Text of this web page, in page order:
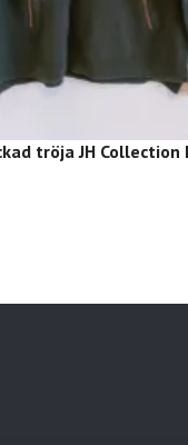
tröja JH Collection